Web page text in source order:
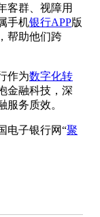
客群、视障用
手机银行APP版
帮助他们跨
作为数字化转
金融科技，深
务质效。
电子银行网“聚